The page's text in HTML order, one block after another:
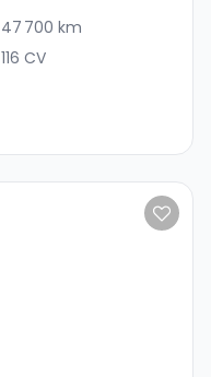
47 700 km
116 CV